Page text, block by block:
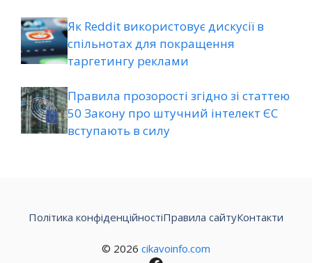
Як Reddit використовує дискусії в
спільнотах для покращення
таргетингу реклами
Правила прозорості згідно зі статтею
50 Закону про штучний інтелект ЄС
вступають в силу
© 2026 cikavoinfo.com
Політика конфіденційностіПравила сайтуКонтакти